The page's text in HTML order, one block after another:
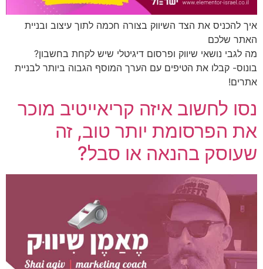
איך להכניס את הצד השיווק בצורה חכמה לתוך עיצוב ובניית
האתר שלכם
מה לגבי נושאי שיווק ופרסום דיגיטלי שיש לקחת בחשבון?
בונוס- קבלו את הטיפים עם הערך המוסף הגבוה ביותר לבניית
אתרים!
נסו לחשוב איזה קריאייטיב מוכר
את הפרסומת יותר טוב, זה
שעוסק בהנאה או סבל?